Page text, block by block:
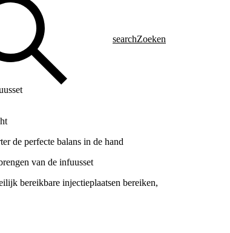
searchZoeken
de perfecte balans in de hand
van de infuusset
bereikbare injectieplaatsen bereiken,